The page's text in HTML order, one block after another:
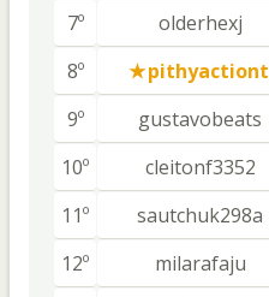
7º
olderhexj
8º
pithyactiont
9º
gustavobeats
10º
cleitonf3352
11º
sautchuk298a
12º
milarafaju